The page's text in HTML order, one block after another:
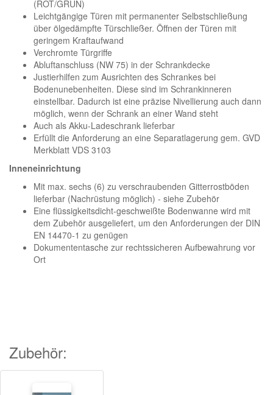
(ROT/GRÜN)
Leichtgängige Türen mit permanenter Selbstschließung
über ölgedämpfte Türschließer. Öffnen der Türen mit
geringem Kraftaufwand
Verchromte Türgriffe
Abluftanschluss (NW 75) in der Schrankdecke
Justierhilfen zum Ausrichten des Schrankes bei
Bodenunebenheiten. Diese sind im Schrankinneren
einstellbar. Dadurch ist eine präzise Nivellierung auch dann
möglich, wenn der Schrank an einer Wand steht
Auch als Akku-Ladeschrank lieferbar
Erfüllt die Anforderung an eine Separatlagerung gem. GVD
Merkblatt VDS 3103
Inneneinrichtung
Mit max. sechs (6) zu verschraubenden Gitterrostböden
lieferbar (Nachrüstung möglich) - siehe Zubehör
Eine flüssigkeitsdicht-geschweißte Bodenwanne wird mit
dem Zubehör ausgeliefert, um den Anforderungen der DIN
EN 14470-1 zu genügen
Dokumententasche zur rechtssicheren Aufbewahrung vor
Ort
Zubehör: